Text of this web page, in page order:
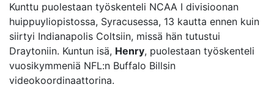
Kunttu puolestaan työskenteli NCAA I divisioonan
huippuyliopistossa, Syracusessa, 13 kautta ennen kuin
siirtyi Indianapolis Coltsiin, missä hän tutustui
Draytoniin. Kuntun isä, Henry, puolestaan työskenteli
vuosikymmeniä NFL:n Buffalo Billsin
videokoordinaattorina.